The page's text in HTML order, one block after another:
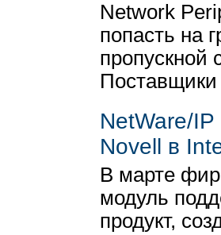
Network
попасть на
пропускной
NetWare/IP
Novell в
В марте
модуль
продукт,